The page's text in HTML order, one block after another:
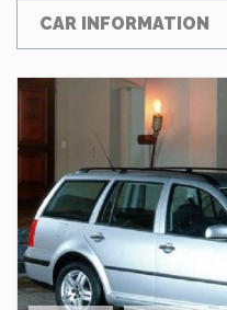
CAR INFORMATION